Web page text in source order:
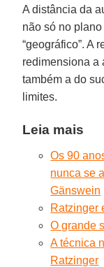
A distância da
não só no
“geográfico”. A
redimensiona a
também a do
limites.
Leia mais
Os 90
nunca se
Gänswein
Ratzinger
O grande
A técnica
Ratzinger